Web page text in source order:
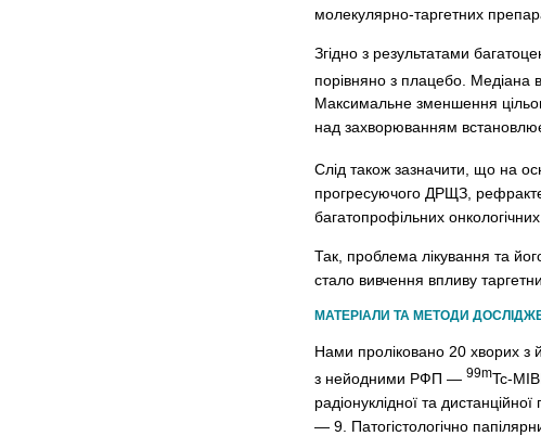
молекулярно-таргетних
Згідно з результатами
порівняно з плацебо. Медіана
Максимальне зменшення
над захворюванням
Слід також зазначити, що на
прогресуючого ДРЩЗ,
багатопрофільних
Так, проблема лікування та
стало вивчення впливу
МАТЕРІАЛИ ТА МЕТОДИ
Нами проліковано 20 хворих з
з нейодними РФП — 99mTc-
радіонуклідної та
— 9. Патогістологічно